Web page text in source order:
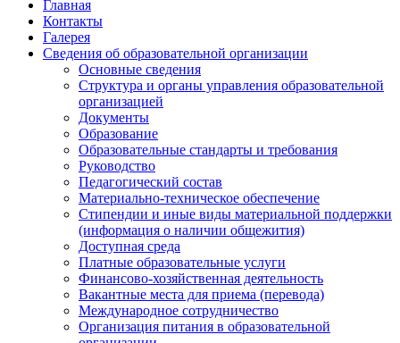
Главная
Контакты
Галерея
Сведения об образовательной организации
Основные сведения
Структура и органы управления образовательной
организацией
Документы
Образование
Образовательные стандарты и требования
Руководство
Педагогический состав
Материально-техническое обеспечение
Стипендии и иные виды материальной поддержки
(информация о наличии общежития)
Доступная среда
Платные образовательные услуги
Финансово-хозяйственная деятельность
Вакантные места для приема (перевода)
Международное сотрудничество
Организация питания в образовательной